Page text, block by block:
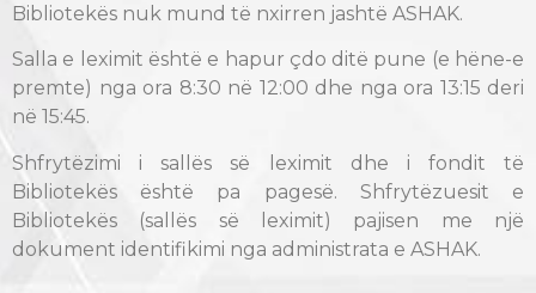
Bibliotekës nuk mund të nxirren jashtë ASHAK.
Salla e leximit është e hapur çdo ditë pune (e hëne-e
premte) nga ora 8:30 në 12:00 dhe nga ora 13:15 deri
në 15:45.
Shfrytëzimi i sallës së leximit dhe i fondit të
Bibliotekës është pa pagesë. Shfrytëzuesit e
Bibliotekës (sallës së leximit) pajisen me një
dokument identifikimi nga administrata e ASHAK.